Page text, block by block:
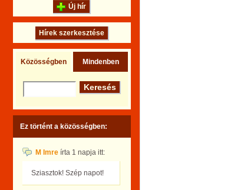
Új hír
Hírek szerkesztése
Közösségben Mindenben
Ez történt a közösségben:
M Imre írta 1 napja itt:
Sziasztok! Szép napot!